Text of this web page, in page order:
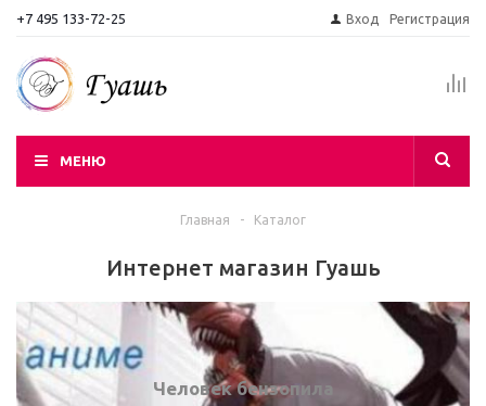
+7 495 133-72-25 Вход Регистрация
МЕНЮ
Главная - Каталог
Интернет магазин Гуашь
Человек бензопила